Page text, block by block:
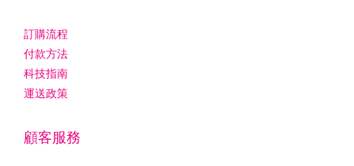
訂購流程
付款方法
科技指南
運送政策
顧客服務